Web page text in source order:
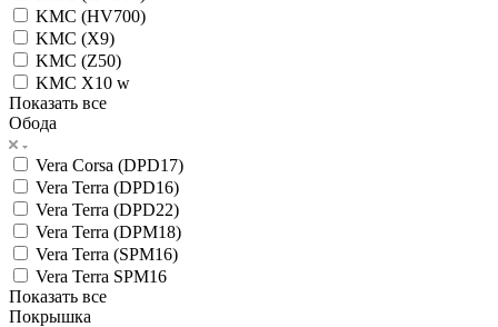
KMC (HV700)
KMC (X9)
KMC (Z50)
KMC X10 w
Показать все
Обода
Vera Corsa (DPD17)
Vera Terra (DPD16)
Vera Terra (DPD22)
Vera Terra (DPM18)
Vera Terra (SPM16)
Vera Terra SPM16
Показать все
Покрышка